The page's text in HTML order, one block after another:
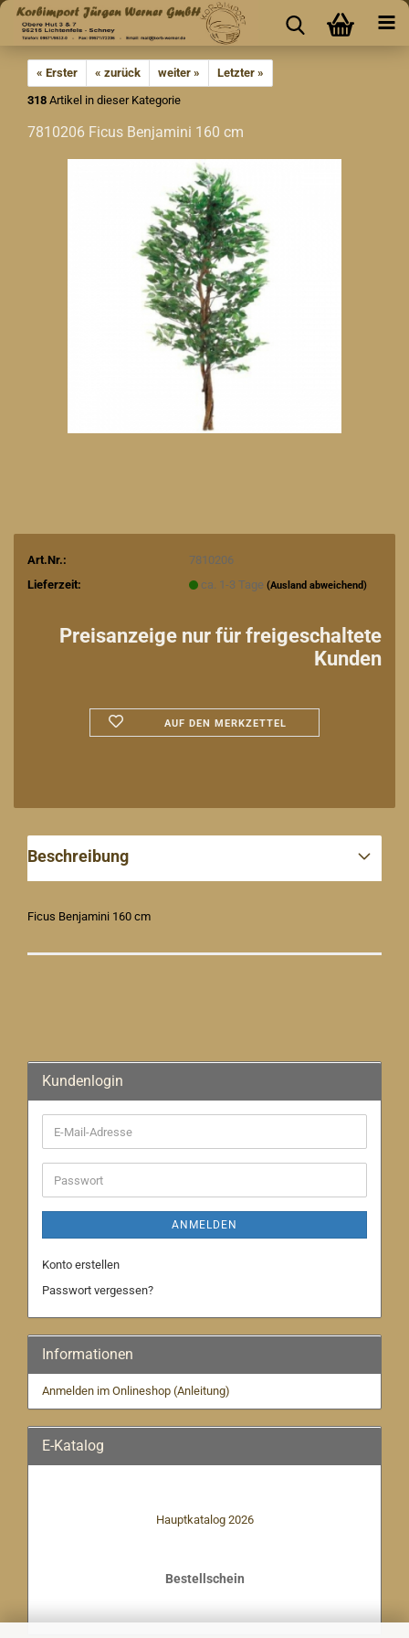
« Erster « zurück weiter »
Letzter »
318 Artikel in dieser Kategorie
7810206 Ficus Benjamini 160 cm
Art.Nr.:
7810206
Lieferzeit:
ca. 1-3 Tage (Ausland abweichend)
Preisanzeige nur für freigeschaltete
Kunden
AUF DEN MERKZETTEL
Beschreibung
Ficus Benjamini 160 cm
Kundenlogin
E-
Mail-
Adresse
Passwort
ANMELDEN
Konto erstellen
Passwort vergessen?
Informationen
Anmelden im Onlineshop (Anleitung)
E-Katalog
Hauptkatalog 2026
Bestellschein